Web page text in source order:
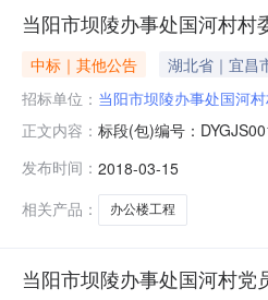
当阳市坝陵办事处国河村
中标｜其他公告 湖北省｜宜昌
招标单位： 当阳市坝陵办事处国河
正文内容： 标段(包)编号：
有限公司湖北智坤建设
发布时间： 2018-03-15
相关产品：
办公楼工程
当阳市坝陵办事处国河村党